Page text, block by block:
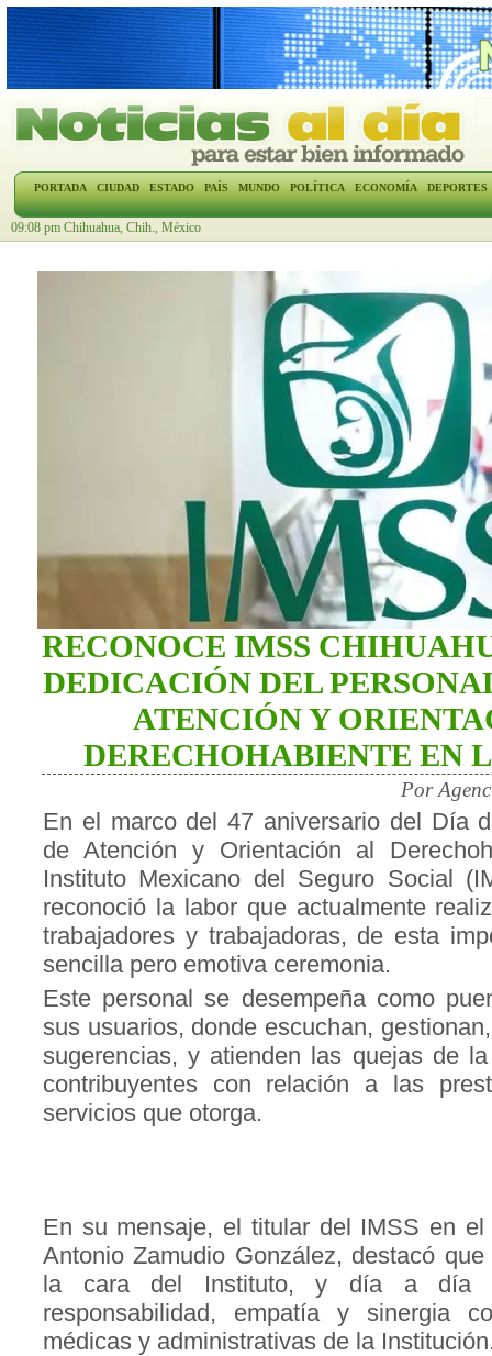
PORTADA CIUDAD ESTADO PAÍS MUNDO POLÍTICA ECONOMÍA DEPORTES
09:08 pm Chihuahua, Chih., México
RECONOCE IMSS
DEDICACIÓN DEL
ATENCIÓN Y
DERECHOHABIENTE EN
Por
En el marco del 47 aniversario del Día
de Atención y Orientación al
Instituto Mexicano del Seguro Social
reconoció la labor que actualmente
trabajadores y trabajadoras, de esta
sencilla pero emotiva ceremonia.
Este personal se desempeña como
sus usuarios, donde escuchan,
sugerencias, y atienden las quejas de
contribuyentes con relación a las
servicios que otorga.
En su mensaje, el titular del IMSS en el
Antonio Zamudio González, destacó
la cara del Instituto, y día a día
responsabilidad, empatía y sinergia
médicas y administrativas de la